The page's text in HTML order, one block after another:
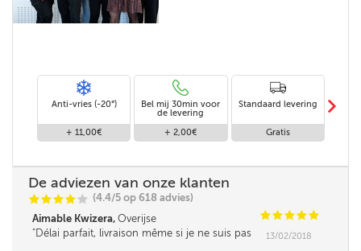
Anti-vries (-20°)
+ 11,00€
Bel mij 30min voor
de levering
+ 2,00€
Standaard levering
Gratis
m
De adviezen van onze klanten
CCCC C (4.4/5 op 618 advies)
Aimable Kwizera, Overijse CCCCC
Délai parfait, livraison même si je ne suis pas
13/02/2018